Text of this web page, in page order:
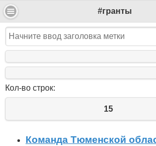
#гранты
Кол-во строк:
15
Команда Тюменской